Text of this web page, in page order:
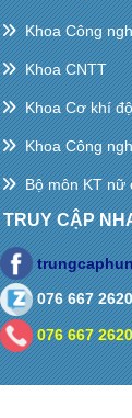
Khoa Công
Khoa CNTT
Khoa Cơ khí
Khoa Công
Bộ môn KT nữ
TRUY CẬP
076 667 2620
076 667 2620